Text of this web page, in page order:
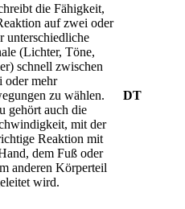
die Fähigkeit,
auf zwei oder
unterschiedliche
(Lichter, Töne,
schnell zwischen
oder mehr
zu wählen.
gehört auch die
mit der
Reaktion mit
dem Fuß oder
anderen Körperteil
wird.
DT